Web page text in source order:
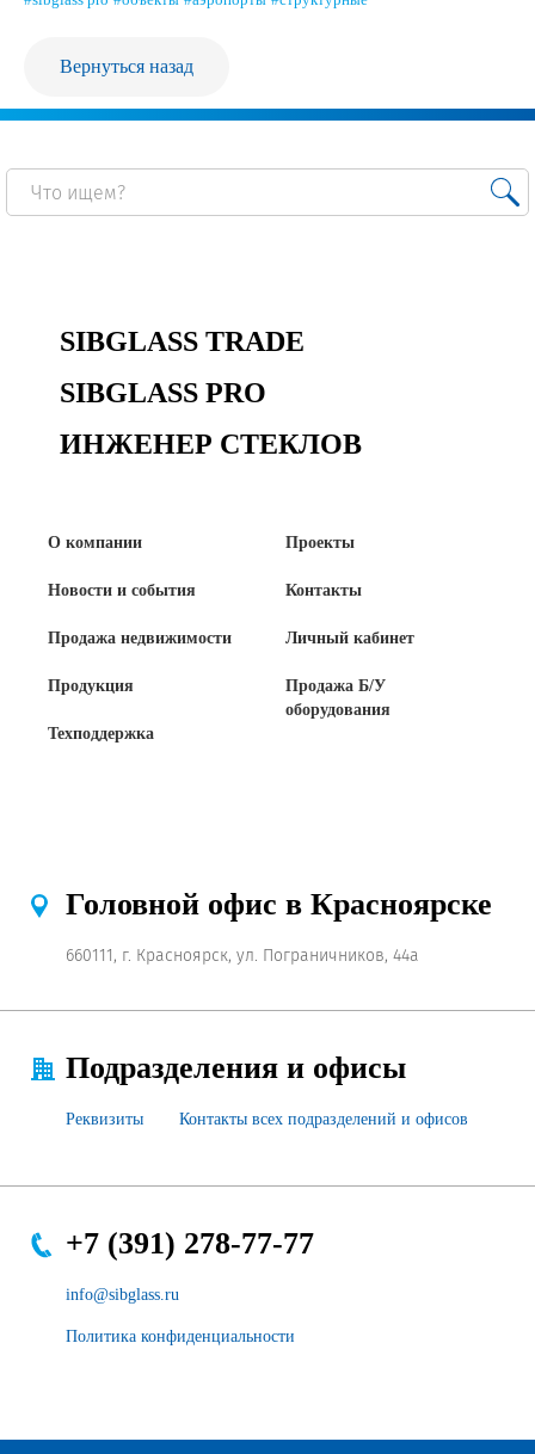
Вернуться назад
SIBGLASS TRADE
SIBGLASS PRO
ИНЖЕНЕР СТЕКЛОВ
О компании
Новости и события
Продажа недвижимости
Продукция
Техподдержка
Проекты
Контакты
Личный кабинет
Продажа Б/У
оборудования
Головной офис в Красноярске
660111, г. Красноярск, ул. Пограничников, 44а
Подразделения и офисы
Реквизиты Контакты всех подразделений и офисов
+7 (391) 278-77-77
info@sibglass.ru
Политика конфиденциальности